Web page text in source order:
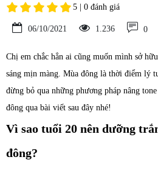
5 | 0 đánh giá
06/10/2021 1.236 0
Chị em chắc hẳn ai cũng muốn mình sở
sáng mịn màng. Mùa đông là thời điểm lý
đừng bỏ qua những phương pháp nâng
đông qua bài viết sau đây nhé!
Vì sao tuổi 20 nên dưỡng
đông?